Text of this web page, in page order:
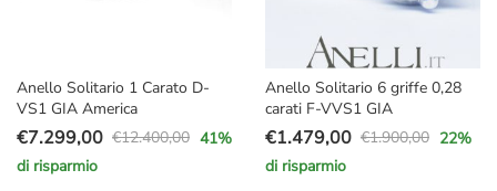
Anello Solitario 1 Carato D-
VS1 GIA America
€12.400,00
Il
prezzo
€7.299,00
Il
prezzo
41%
di risparmio
Anello Solitario 6 griffe 0,28
carati F-VVS1 GIA
€1.900,00
Il
prezzo
€1.479,00
Il
prezzo
22%
di risparmio